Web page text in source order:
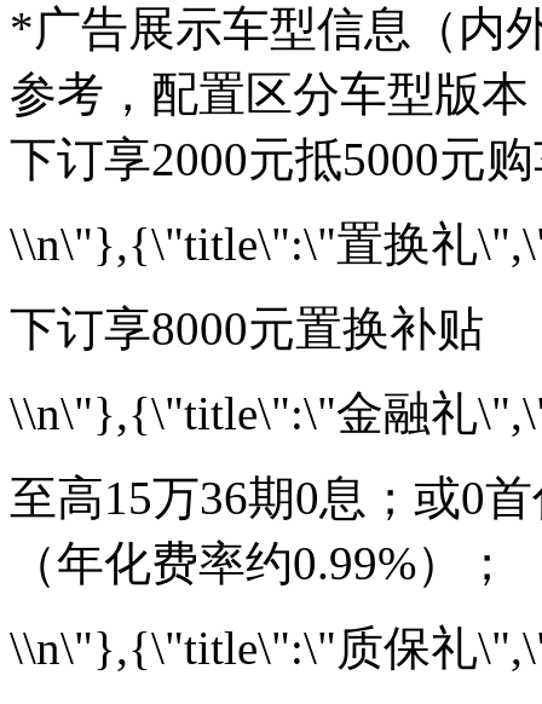
*广告展示车型信息（内外
参考，配置区分车型版
下订享2000元抵5000元
\\n\"},{\"title\":\"置换礼
下订享8000元置换补贴
\\n\"},{\"title\":\"金融礼
至高15万36期0息；或0首付
（年化费率约0.99%）；
\\n\"},{\"title\":\"质保礼